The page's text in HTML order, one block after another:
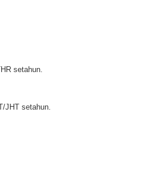
setahun.
JHT setahun.